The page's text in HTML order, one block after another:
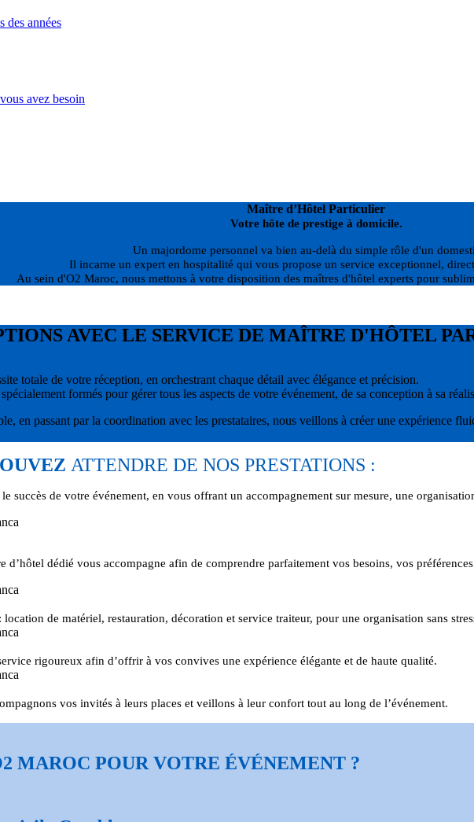
des années
avez besoin
Maître d’Hôtel Particulier
Votre hôte de prestige à domicile.
Un majordome personnel va bien au-delà du simple rôle d'un
Il incarne un expert en hospitalité qui vous propose un service exceptionnel,
Au sein d'O2 Maroc, nous mettons à votre disposition des maîtres d'hôtel experts pour
AVEC LE SERVICE DE MAÎTRE D'HÔTEL
totale de votre réception, en orchestrant chaque détail avec élégance et précision.
formés pour gérer tous les aspects de votre événement, de sa conception à sa
en passant par la coordination avec les prestataires, nous veillons à créer une expérience
ATTENDRE DE NOS PRESTATIONS :
succès de votre événement, en vous offrant un accompagnement sur mesure, une
d’hôtel dédié vous accompagne afin de comprendre parfaitement vos besoins, vos
de matériel, restauration, décoration et service traiteur, pour une organisation sans
rigoureux afin d’offrir à vos convives une expérience élégante et de haute qualité.
vos invités à leurs places et veillons à leur confort tout au long de l’événement.
MAROC POUR VOTRE ÉVÉNEMENT ?